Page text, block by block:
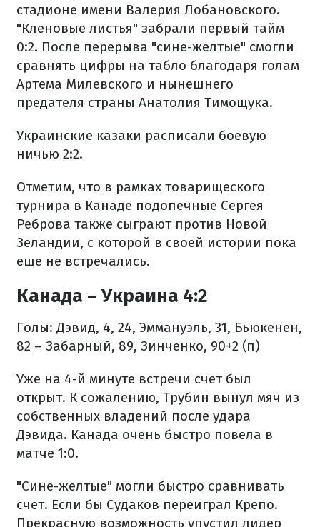
стадионе имени Валерия Лобановского.
"Кленовые листья" забрали первый тайм
0:2. После перерыва "сине-желтые" смогли
сравнять цифры на табло благодаря голам
Артема Милевского и нынешнего
предателя страны Анатолия Тимощука.
Украинские казаки расписали боевую
ничью 2:2.
Отметим, что в рамках товарищеского
турнира в Канаде подопечные Сергея
Реброва также сыграют против Новой
Зеландии, с которой в своей истории пока
еще не встречались.
Канада – Украина 4:2
Голы: Дэвид, 4, 24, Эммануэль, 31, Бьюкенен,
82 – Забарный, 89, Зинченко, 90+2 (п)
Уже на 4-й минуте встречи счет был
открыт. К сожалению, Трубин вынул мяч из
собственных владений после удара
Дэвида. Канада очень быстро повела в
матче 1:0.
"Сине-желтые" могли быстро сравнивать
счет. Если бы Судаков переиграл Крепо.
Прекрасную возможность упустил лидер